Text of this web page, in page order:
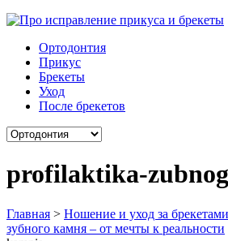
Ортодонтия
Прикус
Брекеты
Уход
После брекетов
profilaktika-
Главная > Ношение и уход за брекетами
зубного камня – от мечты к реальности